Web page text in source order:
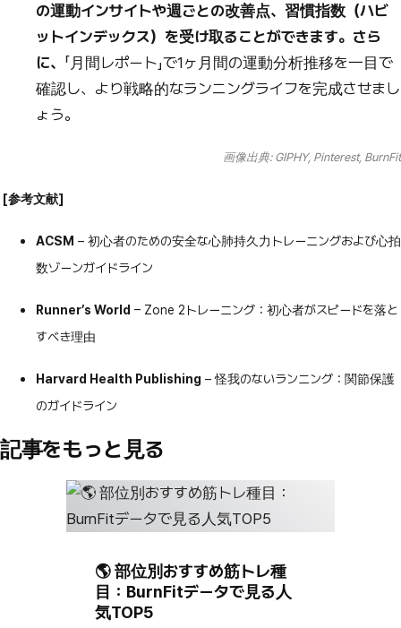
の運動インサイトや週ごとの改善点、習慣指数（ハビ
ットインデックス）を受け取ることができます。さら
に、 「月間レポート」で1ヶ月間の運動分析推移を一目で
確認し、より戦略的なランニングライフを完成させまし
ょう。
画像出典: GIPHY, Pinterest, BurnFit
[参考文献]
ACSM – 初心者のための安全な心肺持久力トレーニングおよび心拍
数ゾーンガイドライン
Runner’s World – Zone 2トレーニング：初心者がスピードを落と
すべき理由
Harvard Health Publishing – 怪我のないランニング：関節保護
のガイドライン
記事をもっと見る
🌎 部位別おすすめ筋トレ種
目：BurnFitデータで見る人
気TOP5